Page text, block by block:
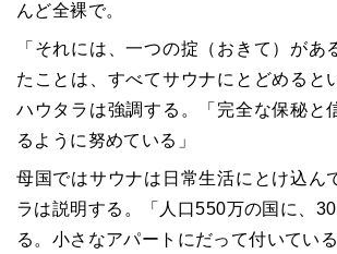
んど全裸で。
「それには、一つの掟（おきて）があ
たことは、すべてサウナにとどめると
ハウタラは強調する。「完全な保秘と
るように努めている」
母国ではサウナは日常生活にとけ込ん
ラは説明する。「人口550万の国に、
る。小さなアパートにだって付いている